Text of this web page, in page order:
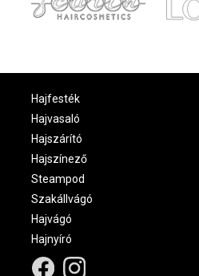
Hajfesték
Hajvasaló
Hajszárító
Hajszínező
Steampod
Szakállvágó
Hajvágó
Hajnyíró